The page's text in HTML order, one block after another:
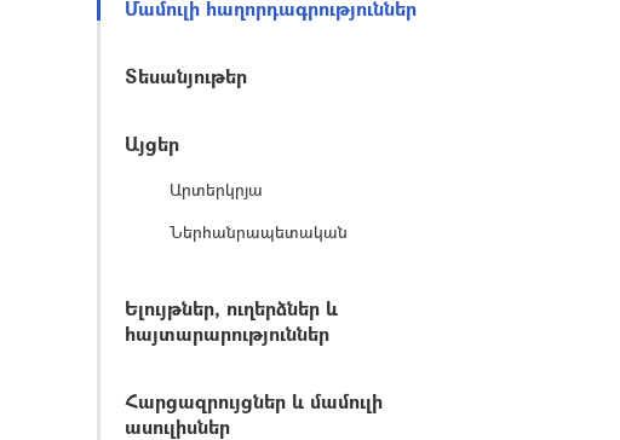
Մամուլի հաղորդագրություններ
Տեսանյութեր
Այցեր
Արտերկրյա
Ներհանրապետական
Ելույթներ, ուղերձներ և
հայտարարություններ
Հարցազրույցներ և մամուլի
ասուլիսներ